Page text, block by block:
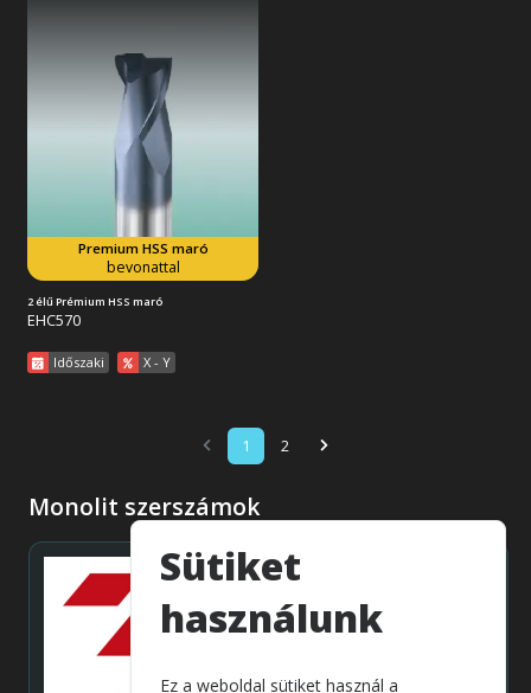
Premium HSS maró
bevonattal
Prémium HSS maró, 30°-os
horonyemelkedéssel. Általános
alkalmazáshoz ajánlott.
Acélok, alumínium és
alumínium-ötvözetek
megmunkálásához.
Tovább az akcióra
2 élű Prémium HSS maró
EHC570
Időszaki X - Y
1 2
Monolit szerszámok
Sütiket
használunk
Ez a weboldal sütiket használ a